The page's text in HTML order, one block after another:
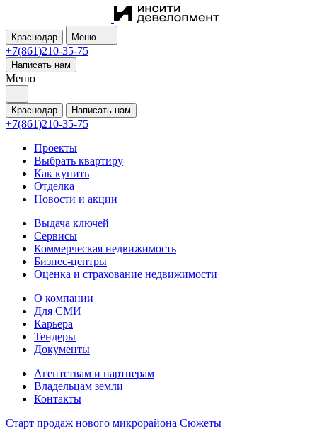
Краснодар Меню
+7(861)210-35-75
Написать нам
Меню
Краснодар Написать нам
+7(861)210-35-75
Проекты
Выбрать квартиру
Как купить
Отделка
Новости и акции
Выдача ключей
Сервисы
Коммерческая недвижимость
Бизнес-центры
Оценка и страхование недвижимости
О компании
Для СМИ
Карьера
Тендеры
Документы
Агентствам и партнерам
Владельцам земли
Контакты
Старт продаж нового микрорайона Сюжеты